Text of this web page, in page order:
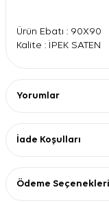
Ürün Ebatı : 90X90
Kalite : İPEK SATEN
Yorumlar
İade Koşulları
Ödeme Seçenekleri